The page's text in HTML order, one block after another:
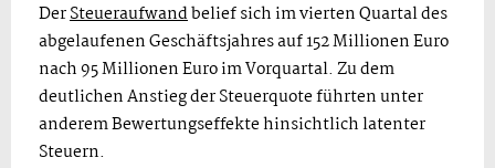
DerSteueraufwandbelief sich im vierten Quartal des
abgelaufenen Geschäftsjahres auf 152 Millionen Euro
nach 95 Millionen Euro im Vorquartal. Zu dem
deutlichen Anstieg der Steuerquote führten unter
anderem Bewertungseffekte hinsichtlich latenter
Steuern.